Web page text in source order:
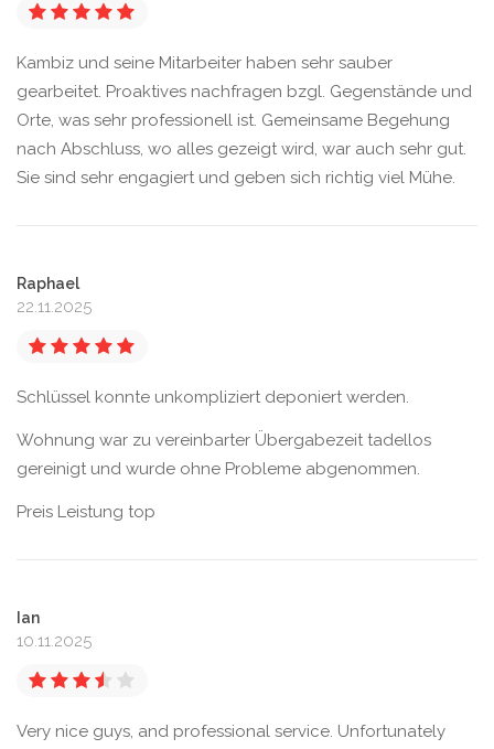
Kambiz und seine Mitarbeiter haben sehr sauber
gearbeitet. Proaktives nachfragen bzgl. Gegenstände und
Orte, was sehr professionell ist. Gemeinsame Begehung
nach Abschluss, wo alles gezeigt wird, war auch sehr gut.
Sie sind sehr engagiert und geben sich richtig viel Mühe.
Raphael
22.11.2025
Schlüssel konnte unkompliziert deponiert werden.
Wohnung war zu vereinbarter Übergabezeit tadellos
gereinigt und wurde ohne Probleme abgenommen.
Preis Leistung top
Ian
10.11.2025
Very nice guys, and professional service. Unfortunately